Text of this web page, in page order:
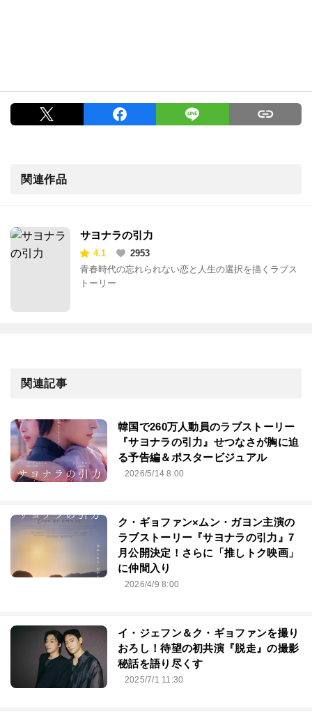
関連作品
サヨナラの引力
4.1
2953
青春時代の忘れられない恋と人生の選択を描くラブス
トーリー
関連記事
韓国で260万人動員のラブストーリー
『サヨナラの引⼒』せつなさが胸に迫
る予告編＆ポスタービジュアル
2026/5/14 8:00
ク・ギョファン×ムン・ガヨン主演の
ラブストーリー『サヨナラの引力』7
月公開決定！さらに「推しトク映画」
に仲間入り
2026/4/9 8:00
イ・ジェフン＆ク・ギョファンを撮り
おろし！待望の初共演『脱走』の撮影
秘話を語り尽くす
2025/7/1 11:30